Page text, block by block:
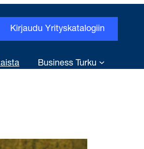
Kirjaudu Yrityskatalogiin
Business Turku